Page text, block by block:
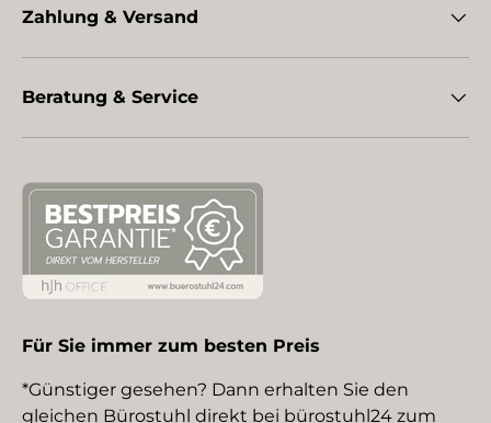
Zahlung & Versand
Beratung & Service
Für Sie immer zum besten Preis
*Günstiger gesehen? Dann erhalten Sie den
gleichen Bürostuhl direkt bei bürostuhl24 zum